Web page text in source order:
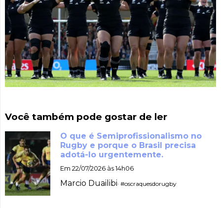
Você também pode gostar de ler
O que é Semiprofissionalismo no
Rugby e porque o Brasil precisa
adotá-lo urgentemente.
Em 22/07/2026 às 14h06
Marcio Duailibi· #oscraquesdorugby